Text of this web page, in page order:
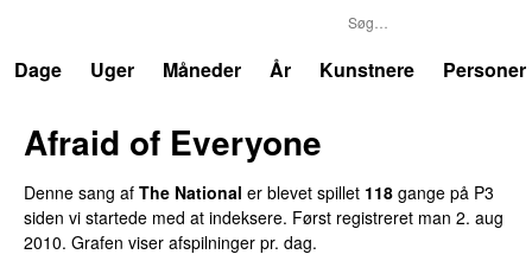
Dage
Uger Måneder År Kunstnere Personer
Afraid of Everyone
Denne sang af The National er blevet spillet 118 gange på P3
siden vi startede med at indeksere. Først registreret man 2. aug
2010. Grafen viser afspilninger pr. dag.